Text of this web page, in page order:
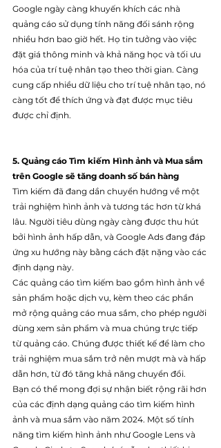
Google ngày càng khuyến khích các nhà
quảng cáo sử dụng tính năng đối sánh rộng
nhiều hơn bao giờ hết. Họ tin tưởng vào việc
đặt giá thông minh và khả năng học và tối ưu
hóa của trí tuệ nhân tạo theo thời gian. Càng
cung cấp nhiều dữ liệu cho trí tuệ nhân tạo, nó
càng tốt để thích ứng và đạt được mục tiêu
được chỉ định.
5. Quảng cáo Tìm kiếm Hình ảnh và Mua sắm
trên Google sẽ tăng doanh số bán hàng
Tìm kiếm đã đang dần chuyển hướng về một
trải nghiệm hình ảnh và tương tác hơn từ khá
lâu. Người tiêu dùng ngày càng được thu hút
bởi hình ảnh hấp dẫn, và Google Ads đang đáp
ứng xu hướng này bằng cách đặt nặng vào các
định dạng này.
Các quảng cáo tìm kiếm bao gồm hình ảnh về
sản phẩm hoặc dịch vụ, kèm theo các phần
mở rộng quảng cáo mua sắm, cho phép người
dùng xem sản phẩm và mua chúng trực tiếp
từ quảng cáo. Chúng được thiết kế để làm cho
trải nghiệm mua sắm trở nên mượt mà và hấp
dẫn hơn, từ đó tăng khả năng chuyển đổi.
Bạn có thể mong đợi sự nhận biết rộng rãi hơn
của các định dạng quảng cáo tìm kiếm hình
ảnh và mua sắm vào năm 2024. Một số tính
năng tìm kiếm hình ảnh như Google Lens và